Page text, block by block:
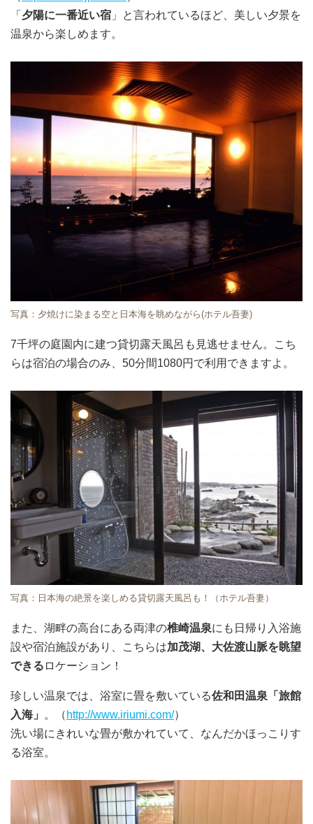
「 夕陽に一番近い宿 」と言われているほど、美しい夕景を
温泉から楽しめます。
写真：夕焼けに染まる空と日本海を眺めながら(ホテル吾妻)
7千坪の庭園内に建つ貸切露天風呂も見逃せません。こち
らは宿泊の場合のみ、50分間1080円で利用できますよ。
写真：日本海の絶景を楽しめる貸切露天風呂も！（ホテル吾妻）
また、湖畔の高台にある両津の椎崎温泉にも日帰り入浴施
設や宿泊施設があり、こちらは加茂湖、大佐渡山脈を眺望
できる ロケーション！
珍しい温泉では、浴室に畳を敷いている佐和田温泉「旅館
入海」
。（ http://www.iriumi.com/）
洗い場にきれいな畳が敷かれていて、なんだかほっこりす
る浴室。